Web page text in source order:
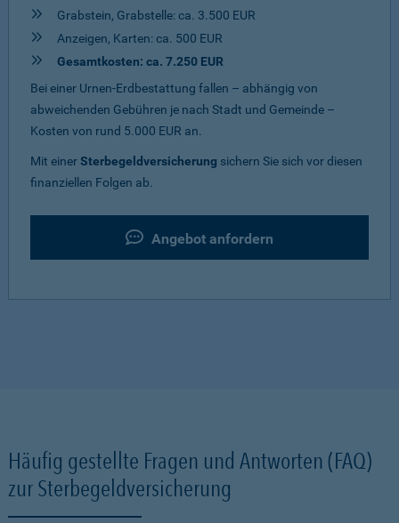
Grabstein, Grabstelle: ca. 3.500 EUR
Anzeigen, Karten: ca. 500 EUR
Gesamtkosten: ca. 7.250 EUR
Bei einer Urnen-Erdbestattung fallen – abhängig von
abweichenden Gebühren je nach Stadt und Gemeinde –
Kosten von rund 5.000 EUR an.
Mit einerSterbegeldversicherung sichern Sie sich vor diesen
finanziellen Folgen ab.
Angebot anfordern
Häufig gestellte Fragen und Antworten (FAQ)
zur Sterbegeldversicherung